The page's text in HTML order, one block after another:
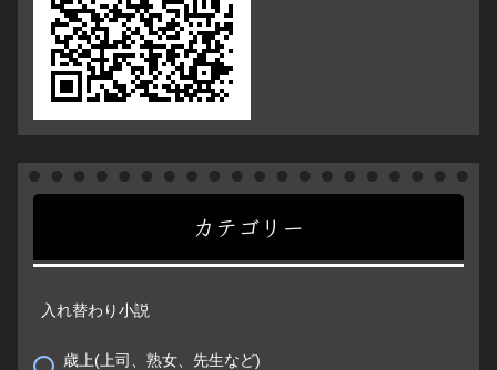
カテゴリー
入れ替わり小説
歳上(上司、熟女、先生など)